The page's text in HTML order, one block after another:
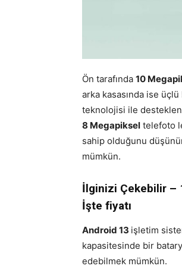
Ön tarafında 10
arka kasasında ise
teknolojisi ile
8 Megapiksel telefoto
sahip olduğunu
mümkün.
İlginizi Çekebilir –
İşte fiyatı
Android 13 işletim
kapasitesinde bir
edebilmek mümkün.